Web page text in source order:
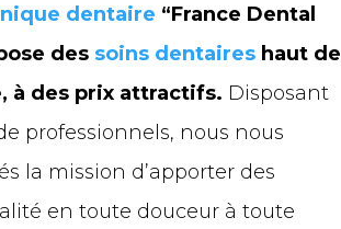
dentaire “France Dental
des soins dentaires haut de
à des prix attractifs. Disposant
professionnels, nous nous
la mission d’apporter des
en toute douceur à toute